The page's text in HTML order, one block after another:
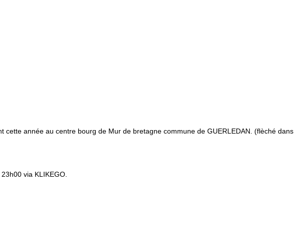
année au centre bourg de Mur de bretagne commune de GUERLEDAN. (flèché dans
via KLIKEGO.